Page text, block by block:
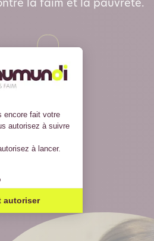
la faim et la pauvreté.